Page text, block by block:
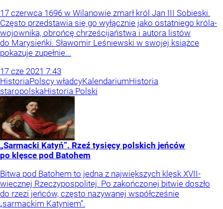
17 czerwca 1696 w Wilanowie zmarł król Jan III Sobieski.
Często przedstawia się go wyłącznie jako ostatniego króla-
wojownika, obrońcę chrześcijaństwa i autora listów
do Marysieńki. Sławomir Leśniewski w swojej książce
pokazuje zupełnie...
17 cze 2021 7:43
HistoriaPolscy władcyKalendariumHistoria
staropolskaHistoria Polski
„Sarmacki Katyń”. Rzeź tysięcy polskich jeńców
po klęsce pod Batohem
Bitwa pod Batohem to jedna z największych klęsk XVII-
wiecznej Rzeczypospolitej. Po zakończonej bitwie doszło
do rzezi jeńców, często nazywanej współcześnie
„sarmackim Katyniem”.